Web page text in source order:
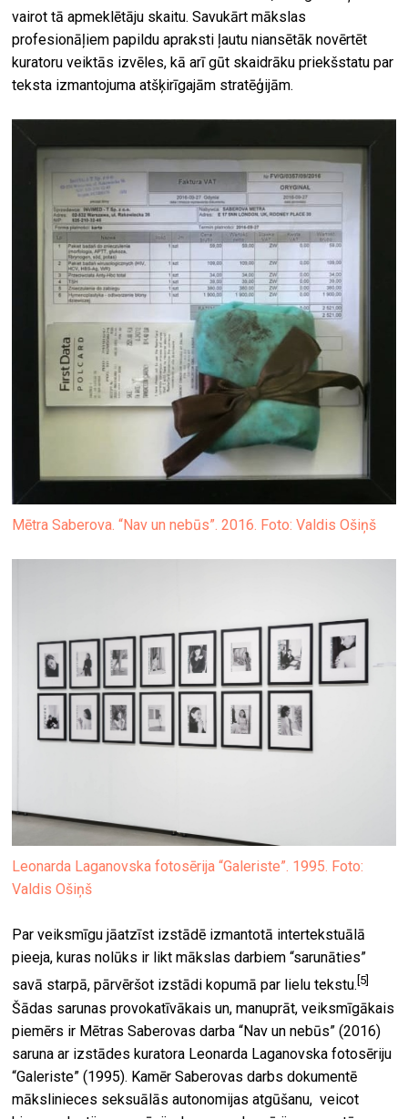
vairot tā apmeklētāju skaitu. Savukārt mākslas
profesionāļiem papildu apraksti ļautu niansētāk novērtēt
kuratoru veiktās izvēles, kā arī gūt skaidrāku priekšstatu par
teksta izmantojuma atšķirīgajām stratēģijām.
Mētra Saberova. “Nav un nebūs”. 2016. Foto: Valdis Ošiņš
Leonarda Laganovska fotosērija “Galeriste”. 1995. Foto:
Valdis Ošiņš
Par veiksmīgu jāatzīst izstādē izmantotā intertekstuālā
pieeja, kuras nolūks ir likt mākslas darbiem “sarunāties”
savā starpā, pārvēršot izstādi kopumā par lielu tekstu. [5]
Šādas sarunas provokatīvākais un, manuprāt, veiksmīgākais
piemērs ir Mētras Saberovas darba “Nav un nebūs” (2016)
saruna ar izstādes kuratora Leonarda Laganovska fotosēriju
“Galeriste” (1995). Kamēr Saberovas darbs dokumentē
mākslinieces seksuālās autonomijas atgūšanu, veicot